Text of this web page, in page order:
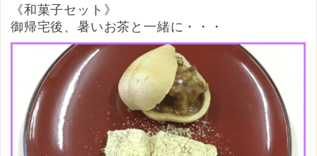
《和菓子セット》
御帰宅後、暑いお茶と一緒に・・・